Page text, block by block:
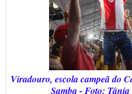
Viradouro, escola campeã do
Samba - Foto: